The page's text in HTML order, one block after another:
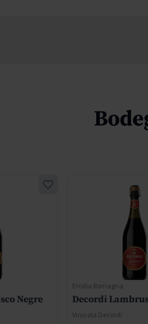
Negre
Emilia Romagna
Decordi
Vinicola Decordi